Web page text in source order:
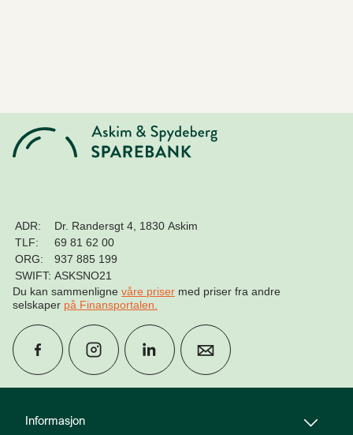
Informasjon
ADR:
Dr. Randersgt 4, 1830 Askim
TLF:
69 81 62 00
ORG:
937 885 199
SWIFT: ASKSNO21
Du kan sammenligne våre priser med priser fra andre
selskaper på Finansportalen